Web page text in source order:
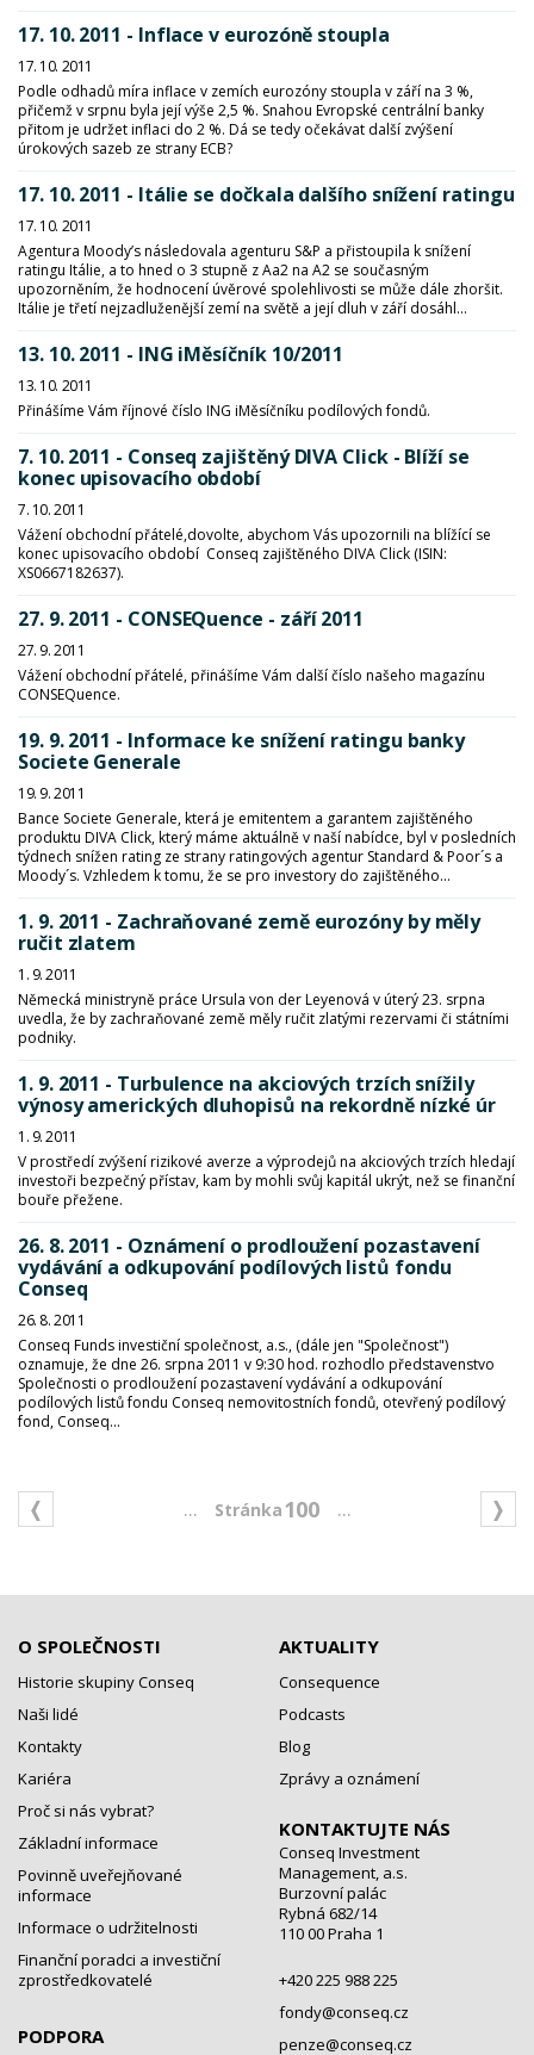
17. 10. 2011 - Inflace v eurozóně stoupla
17. 10. 2011
Podle odhadů míra inflace v zemích eurozóny stoupla v září na 3 %,
přičemž v srpnu byla její výše 2,5 %. Snahou Evropské centrální banky
přitom je udržet inflaci do 2 %. Dá se tedy očekávat další zvýšení
úrokových sazeb ze strany ECB?
17. 10. 2011 - Itálie se dočkala dalšího snížení ratingu
17. 10. 2011
Agentura Moody’s následovala agenturu S&P a přistoupila k snížení
ratingu Itálie, a to hned o 3 stupně z Aa2 na A2 se současným
upozorněním, že hodnocení úvěrové spolehlivosti se může dále zhoršit.
Itálie je třetí nejzadluženější zemí na světě a její dluh v září dosáhl...
13. 10. 2011 - ING iMěsíčník 10/2011
13. 10. 2011
Přinášíme Vám říjnové číslo ING iMěsíčníku podílových fondů.
7. 10. 2011 - Conseq zajištěný DIVA Click - Blíží se
konec upisovacího období
7. 10. 2011
Vážení obchodní přátelé,dovolte, abychom Vás upozornili na blížící se
konec upisovacího období Conseq zajištěného DIVA Click (ISIN:
XS0667182637).
27. 9. 2011 - CONSEQuence - září 2011
27. 9. 2011
Vážení obchodní přátelé, přinášíme Vám další číslo našeho magazínu
CONSEQuence.
19. 9. 2011 - Informace ke snížení ratingu banky
Societe Generale
19. 9. 2011
Bance Societe Generale, která je emitentem a garantem zajištěného
produktu DIVA Click, který máme aktuálně v naší nabídce, byl v posledních
týdnech snížen rating ze strany ratingových agentur Standard & Poor´s a
Moody´s. Vzhledem k tomu, že se pro investory do zajištěného...
1. 9. 2011 - Zachraňované země eurozóny by měly
ručit zlatem
1. 9. 2011
Německá ministryně práce Ursula von der Leyenová v úterý 23. srpna
uvedla, že by zachraňované země měly ručit zlatými rezervami či státními
podniky.
1. 9. 2011 - Turbulence na akciových trzích snížily
výnosy amerických dluhopisů na rekordně nízké úr
1. 9. 2011
V prostředí zvýšení rizikové averze a výprodejů na akciových trzích hledají
investoři bezpečný přístav, kam by mohli svůj kapitál ukrýt, než se finanční
bouře přežene.
26. 8. 2011 - Oznámení o prodloužení pozastavení
vydávání a odkupování podílových listů fondu
Conseq
26. 8. 2011
Conseq Funds investiční společnost, a.s., (dále jen "Společnost")
oznamuje, že dne 26. srpna 2011 v 9:30 hod. rozhodlo představenstvo
Společnosti o prodloužení pozastavení vydávání a odkupování
podílových listů fondu Conseq nemovitostních fondů, otevřený podílový
fond, Conseq...
... 100 ...
O SPOLEČNOSTI
Historie skupiny Conseq
Naši lidé
Kontakty
Kariéra
Proč si nás vybrat?
Základní informace
Povinně uveřejňované
informace
Informace o udržitelnosti
Finanční poradci a investiční
zprostředkovatelé
PODPORA
AKTUALITY
Consequence
Podcasts
Blog
Zprávy a oznámení
KONTAKTUJTE NÁS
Conseq Investment
Management, a.s.
Burzovní palác
Rybná 682/14
110 00 Praha 1
+420 225 988 225
fondy@conseq.cz
penze@conseq.cz